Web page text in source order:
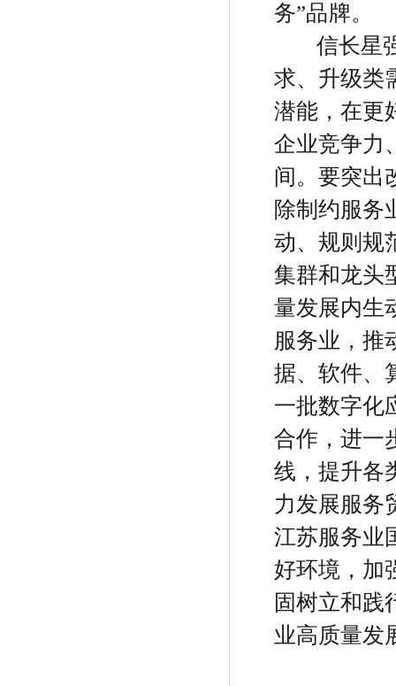
务”品牌。
信长星
求、升级类
潜能，在更
企业竞争力
间。要突出
除制约服务
动、规则规
集群和龙头
量发展内生
服务业，推
据、软件、
一批数字化
合作，进一
线，提升各
力发展服务
江苏服务业
好环境，加
固树立和践
业高质量发